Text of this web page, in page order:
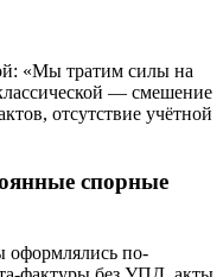
«Мы тратим силы на
— смешение
отсутствие учётной
спорные
оформлялись по-